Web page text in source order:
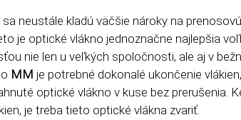
neustále kladú väčšie nároky na
je optické vlákno jednoznačne najlepšia
nie len u veľkých spoločnosti, ale aj v
MM je potrebné dokonalé ukončenie
optické vlákno v kuse bez prerušenia.
je treba tieto optické vlákna zvariť.